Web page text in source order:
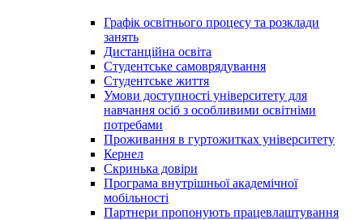
Графік освітнього процесу та розклади
занять
Дистанційна освіта
Студентське самоврядування
Студентське життя
Умови доступності університету для
навчання осіб з особливими освітніми
потребами
Проживання в гуртожитках університету
Кернел
Скринька довіри
Програма внутрішньої академічної
мобільності
Партнери пропонують працевлаштування